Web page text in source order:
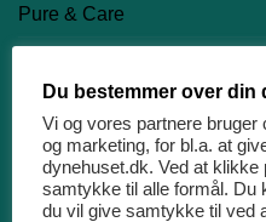
Pure & Care
PRODUKTKATEGORIER
Du bestemmer over din
Vi og vores partnere
og marketing, for bl.a. at
dynehuset.dk. Ved at klikke
samtykke til alle formål. Du
du vil give samtykke til ved